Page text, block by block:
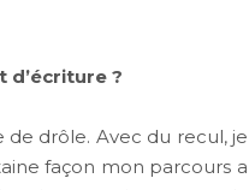
?
de drôle. Avec du recul, je
façon mon parcours a